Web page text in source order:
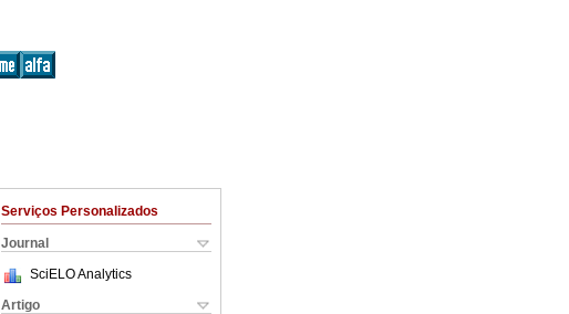
Serviços Personalizados
Journal
SciELO Analytics
Artigo